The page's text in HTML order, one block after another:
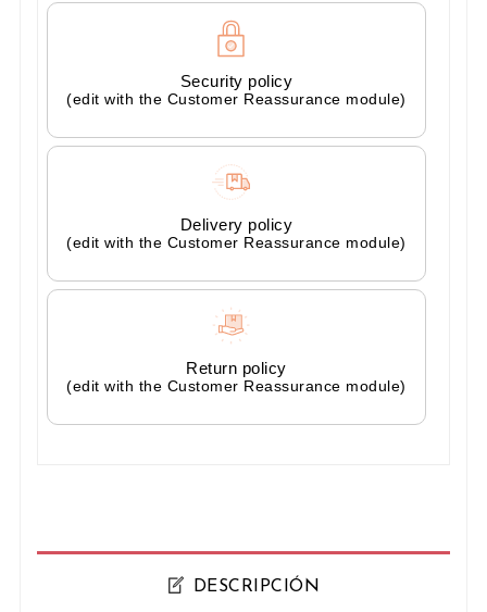
Security policy
(edit with the Customer Reassurance module)
Delivery policy
(edit with the Customer Reassurance module)
Return policy
(edit with the Customer Reassurance module)
DESCRIPCIÓN